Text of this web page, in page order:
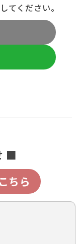
てください。
■
ちら